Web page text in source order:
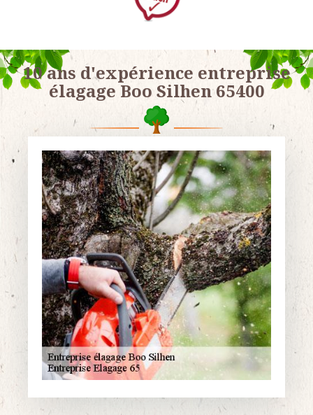
10 ans d'expérience entreprise
élagage Boo Silhen 65400